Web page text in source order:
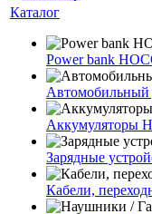
Каталог
Power bank
Автомобильный
Аккумуляторы
Зарядные
Кабели,